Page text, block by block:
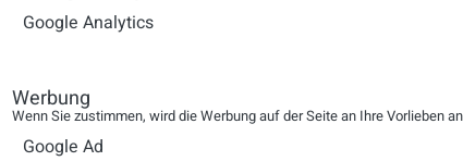
Intelligenz für Ihren
Google Analytics
Werbung
Wenn Sie zustimmen, wird die Werbung auf der Seite an Ihre Vorlieben
Google Ad